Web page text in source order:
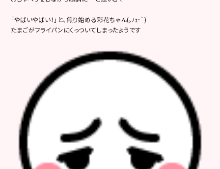
「やばいやばい！」と、焦り始める彩花ちゃん(｡ﾉｪ･`)
たまごがフライパンにくっついてしまったようです